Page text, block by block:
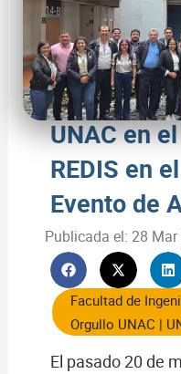
UNAC en
REDIS en
Evento de
Publicada el: 28
Facultad de
Orgullo UNAC |
El pasado 20 de